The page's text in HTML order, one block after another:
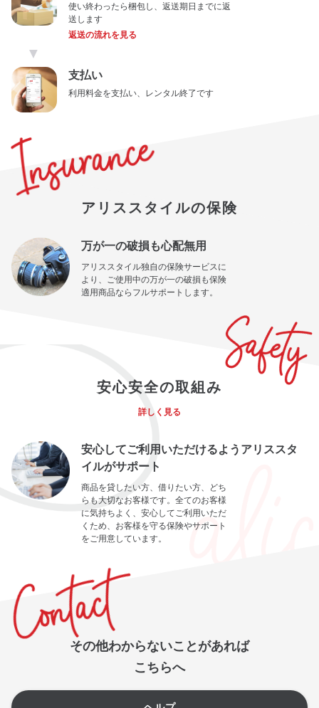
使い終わったら梱包し、返送期日までに返
送します
返送の流れを見る
▼
支払い
利用料金を支払い、レンタル終了です
アリススタイルの保険
万が一の破損も心配無用
アリススタイル独自の保険サービスに
より、ご使用中の万が一の破損も保険
適用商品ならフルサポートします。
安心安全の取組み
詳しく見る
安心してご利用いただけるようアリススタ
イルがサポート
商品を貸したい方、借りたい方、どち
らも大切なお客様です。全てのお客様
に気持ちよく、安心してご利用いただ
くため、お客様を守る保険やサポート
をご用意しています。
その他わからないことがあれば
こちらへ